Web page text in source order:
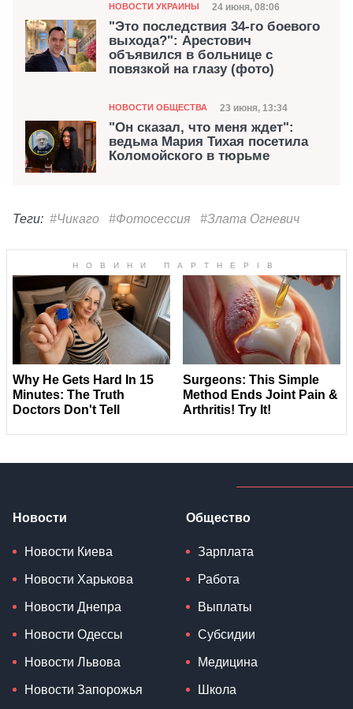
Категория
НОВОСТИ УКРАИНЫ Дата публикации
24 июня, 08:06
"Это последствия 34-го боевого
выхода?": Арестович
объявился в больнице с
повязкой на глазу (фото)
Категория
НОВОСТИ ОБЩЕСТВА Дата публикации
23 июня, 13:34
"Он сказал, что меня ждет":
ведьма Мария Тихая посетила
Коломойского в тюрьме
Теги: #Чикаго #Фотосессия #Злата Огневич
Новости
Новости Киева
Новости Харькова
Новости Днепра
Новости Одессы
Новости Львова
Новости Запорожья
Общество
Зарплата
Работа
Выплаты
Субсидии
Медицина
Школа